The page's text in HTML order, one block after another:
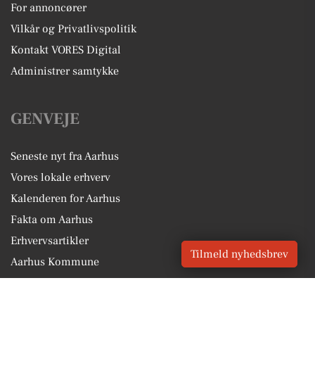
For annoncører
Vilkår og Privatlivspolitik
Kontakt VORES Digital
Administrer samtykke
GENVEJE
Seneste nyt fra Aarhus
Vores lokale erhverv
Kalenderen for Aarhus
Fakta om Aarhus
Erhvervsartikler
Aarhus Kommune
Tilmeld nyhedsbrev